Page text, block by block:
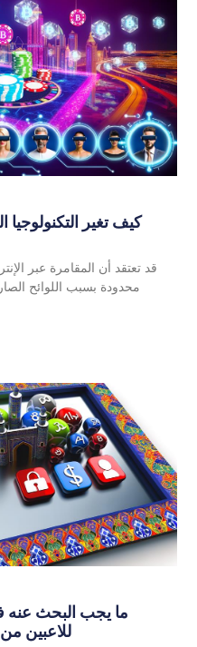
كيف تغير
قد تعتقد أن المقامرة عبر
محدودة بسبب اللوائح
ما يجب البحث عنه
للاعبين